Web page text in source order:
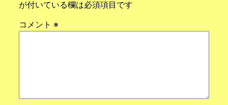
が付いている欄は必須項目です
コメント ※